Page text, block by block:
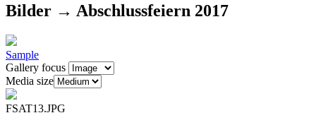
Bilder → Abschlussfeiern 2017
Sample
Gallery focus
Media size
FSAT13.JPG